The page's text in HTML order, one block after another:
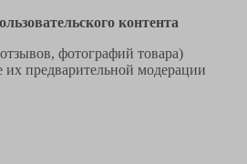
контента
фотографий товара)
их предварительной модерации